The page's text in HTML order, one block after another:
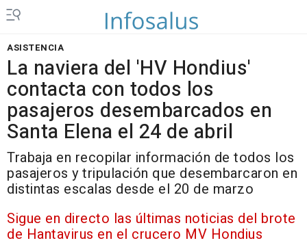
ASISTENCIA
La naviera del 'HV Hondius'
contacta con todos los
pasajeros desembarcados en
Santa Elena el 24 de abril
Trabaja en recopilar información de todos los
pasajeros y tripulación que desembarcaron en
distintas escalas desde el 20 de marzo
Sigue en directo las últimas noticias del brote
de Hantavirus en el crucero MV Hondius